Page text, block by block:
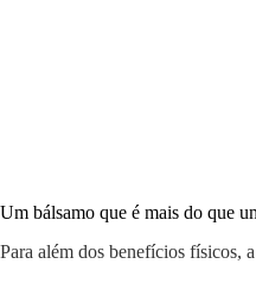
Um bálsamo que é mais do que
Para além dos benefícios físicos,